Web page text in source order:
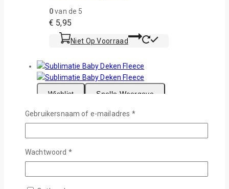
0van de 5
€ 5,95
Niet Op Voorraad
Wishlist Snelle Weergave
€3,95
Niet Op Voorraad
Gebruikersnaam of e-mailadres *Vereist
Wachtwoord *Vereist